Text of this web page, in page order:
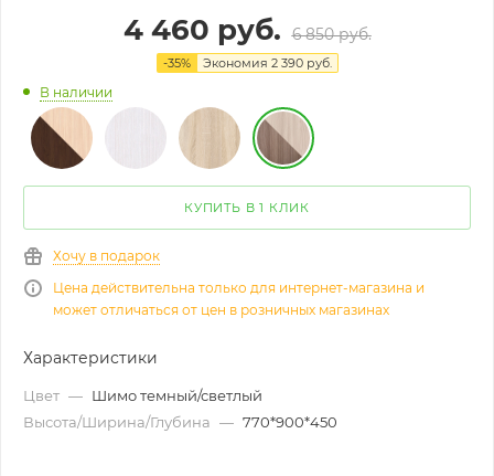
4 460 руб. 6 850руб.
-35% Экономия 2 390руб.
В наличии
КУПИТЬ В 1 КЛИК
Хочу в подарок
Цена действительна только для интернет-магазина и
может отличаться от цен в розничных магазинах
Характеристики
Цвет — Шимо темный/светлый
Высота/Ширина/Глубина — 770*900*450